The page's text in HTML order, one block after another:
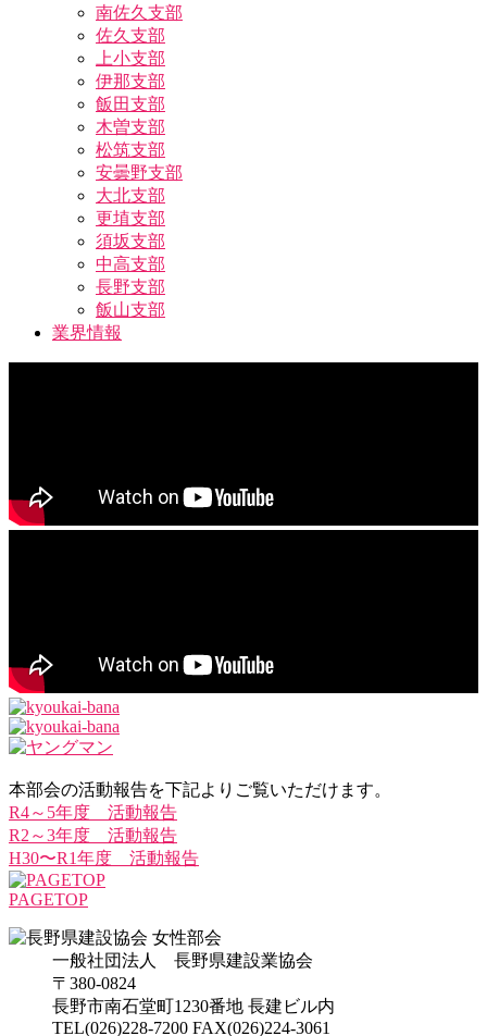
南佐久支部
佐久支部
上小支部
伊那支部
飯田支部
木曽支部
松筑支部
安曇野支部
大北支部
更埴支部
須坂支部
中高支部
長野支部
飯山支部
業界情報
本部会の活動報告を下記よりご覧いただけます。
R4～5年度 活動報告
R2～3年度 活動報告
H30〜R1年度 活動報告
PAGETOP
一般社団法人 長野県建設業協会
〒380-0824
長野市南石堂町1230番地 長建ビル内
TEL(026)228-7200 FAX(026)224-3061